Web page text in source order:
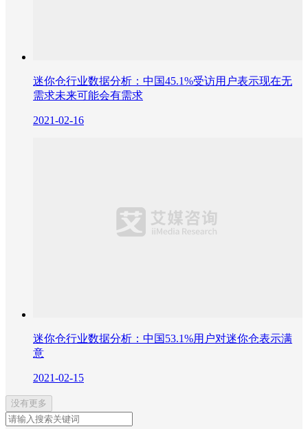
迷你仓行业数据分析：中国45.1%受访用户表示现在无
需求未来可能会有需求
2021-02-16
迷你仓行业数据分析：中国53.1%用户对迷你仓表示满
意
2021-02-15
没有更多